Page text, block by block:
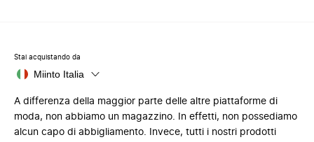
Stai acquistando da
Miinto Italia
A differenza della maggior parte delle altre piattaforme di
moda, non abbiamo un magazzino. In effetti, non possediamo
alcun capo di abbigliamento. Invece, tutti i nostri prodotti